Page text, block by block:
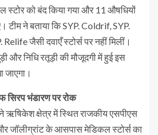
स्टोर को बंद किया गया और 11 औषधियों
टीम ने बताया कि SYP. Coldrif, SYP.
जैसी दवाएँ स्टोर्स पर नहीं मिलीं।
और निधि रतूड़ी की मौजूदगी में हुई इस
जाएगा।
सिरप भंडारण पर रोक
ने ऋषिकेश क्षेत्र में स्थित राजकीय एसपीएस
जॉलीग्रांट के आसपास मेडिकल स्टोर्स का